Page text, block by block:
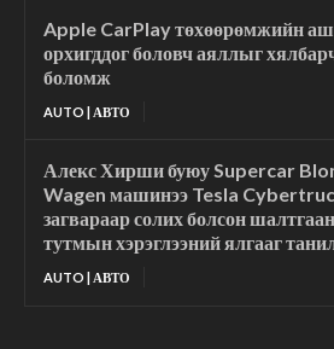
Apple CarPlay төхөөрөмжийн
орхигддог боловч аяллыг
боломж
AUTO | АВТО
Алекс Хирши буюу Supercar
Wagen машинээ Tesla
загвараар солих болсон
тутмын хэрэглээний ялгааг
AUTO | АВТО